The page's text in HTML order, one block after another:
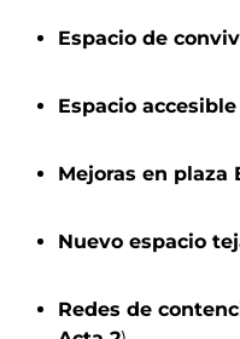
Espacio de
Espacio
Mejoras en plaza
Nuevo espacio
Redes de